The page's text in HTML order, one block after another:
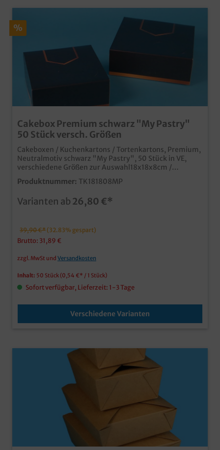
%
Cakebox Premium schwarz "My Pastry"
50 Stück versch. Größen
Cakeboxen / Kuchenkartons / Tortenkartons, Premium,
Neutralmotiv schwarz "My Pastry", 50 Stück in VE,
verschiedene Größen zur Auswahl18x18x8cm /
22x22x8cmmoderne und stylische Cakeboxenextra
starke Premium Qualitätansprechender
usw.auch individuell bedruckbar
Produktnummer: TK181808MP
Varianten ab 26,80 €*
39,90 €* (32.83% gespart)
Brutto: 31,89 €
zzgl. MwSt und Versandkosten
Inhalt: 50 Stück (0,54 €* / 1 Stück)
Sofort verfügbar, Lieferzeit: 1-3 Tage
Verschiedene Varianten